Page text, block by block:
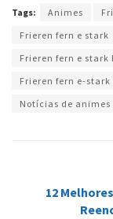
Tags: Animes
Frieren fern e stark
Frieren fern e stark
Frieren fern e-
Notícias de animes
12